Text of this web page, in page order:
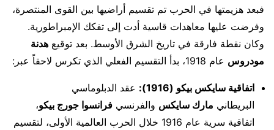
فبعد هزيمتها في الحرب تم تقسيم أراضيها بين القوى المنتصرة،
وفرضت عليها معاهدات قاسية أدت إلى تفكك الإمبراطورية.
وكان نقطة فارقة في تاريخ الشرق الأوسط. بعد توقيع هدنة
مودروس عام 1918، بدأ التقسيم الفعلي الذي تكرس لاحقاً عبر:
اتفاقية سايكس بيكو (1916):
عقد الدبلوماسي
البريطاني مارك سايكس والفرنسي فرانسوا جورج بيكو،
اتفاقية سرية عام 1916 خلال الحرب العالمية الأولى، لتقسيم